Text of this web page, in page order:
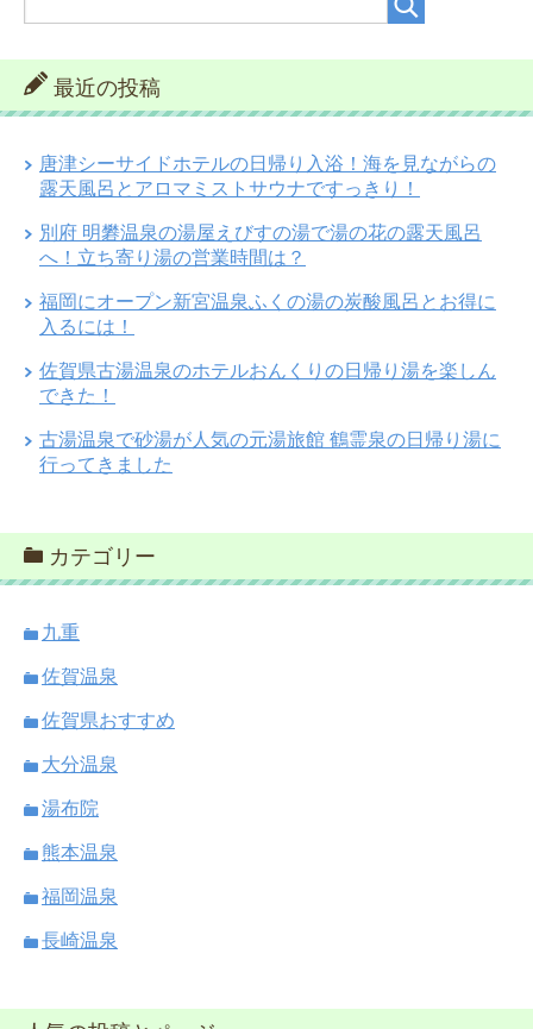
最近の投稿
唐津シーサイドホテルの日帰り入浴！海を見ながらの
露天風呂とアロマミストサウナですっきり！
別府 明礬温泉の湯屋えびすの湯で湯の花の露天風呂
へ！立ち寄り湯の営業時間は？
福岡にオープン新宮温泉ふくの湯の炭酸風呂とお得に
入るには！
佐賀県古湯温泉のホテルおんくりの日帰り湯を楽しん
できた！
古湯温泉で砂湯が人気の元湯旅館 鶴霊泉の日帰り湯に
行ってきました
カテゴリー
九重
佐賀温泉
佐賀県おすすめ
大分温泉
湯布院
熊本温泉
福岡温泉
長崎温泉